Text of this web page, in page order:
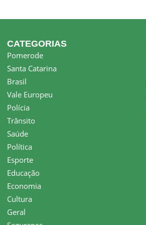
CATEGORIAS
Pomerode
Santa Catarina
Brasil
Vale Europeu
Polícia
Trânsito
Saúde
Política
Esporte
Educação
Economia
Cultura
Geral